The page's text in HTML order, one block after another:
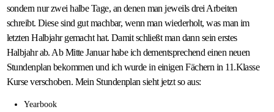
sondern nur zwei halbe Tage, an denen man jeweils drei Arbeiten
schreibt. Diese sind gut machbar, wenn man wiederholt, was man im
letzten Halbjahr gemacht hat. Damit schließt man dann sein erstes
Halbjahr ab. Ab Mitte Januar habe ich dementsprechend einen neuen
Stundenplan bekommen und ich wurde in einigen Fächern in 11.Klasse
Kurse verschoben. Mein Stundenplan sieht jetzt so aus:
Yearbook